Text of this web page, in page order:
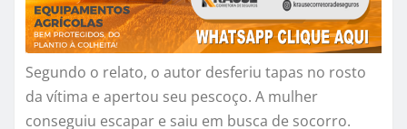
Segundo o relato, o autor desferiu tapas no rosto
da vítima e apertou seu pescoço. A mulher
conseguiu escapar e saiu em busca de socorro.